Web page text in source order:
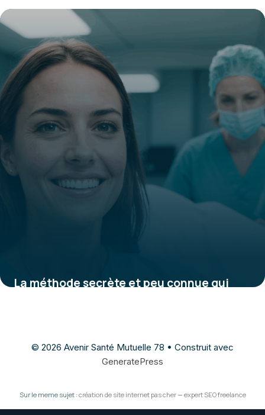
danger invisible des couronnes
métalliques révélé par la science
21 août 2025
La méthode secrète et peu connue qui
© 2026 Avenir Santé Mutuelle 78 • Construit avec
GeneratePress
Sur le meme sujet : création de site internet pas cher— expert SEO freelance